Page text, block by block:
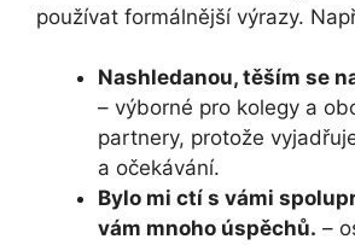
používat formálnější výrazy.
Nashledanou, těším se
– výborné pro kolegy a
partnery, protože
a očekávání.
Bylo mi ctí s vámi
vám mnoho úspěchů. –